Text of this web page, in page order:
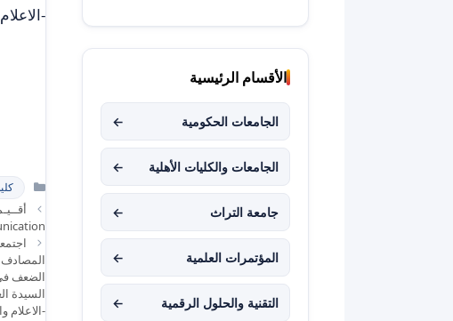
-
الضعف في
السيدة
-الاعلام
الأقسام الرئيسية
الجامعات الحكومية ←
الجامعات والكليات الأهلية ←
جامعة التراث ←
المؤتمرات العلمية ←
التقنية والحلول الرقمية ←